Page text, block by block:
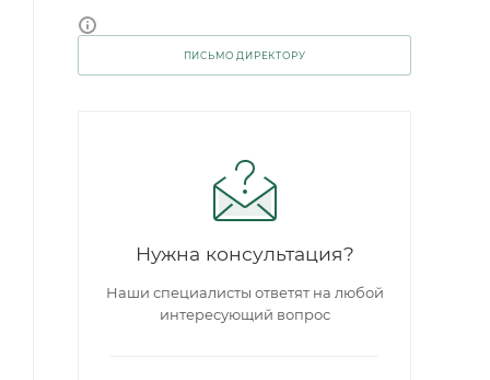
ПИСЬМО ДИРЕКТОРУ
Нужна консультация?
Наши специалисты ответят на любой
интересующий вопрос